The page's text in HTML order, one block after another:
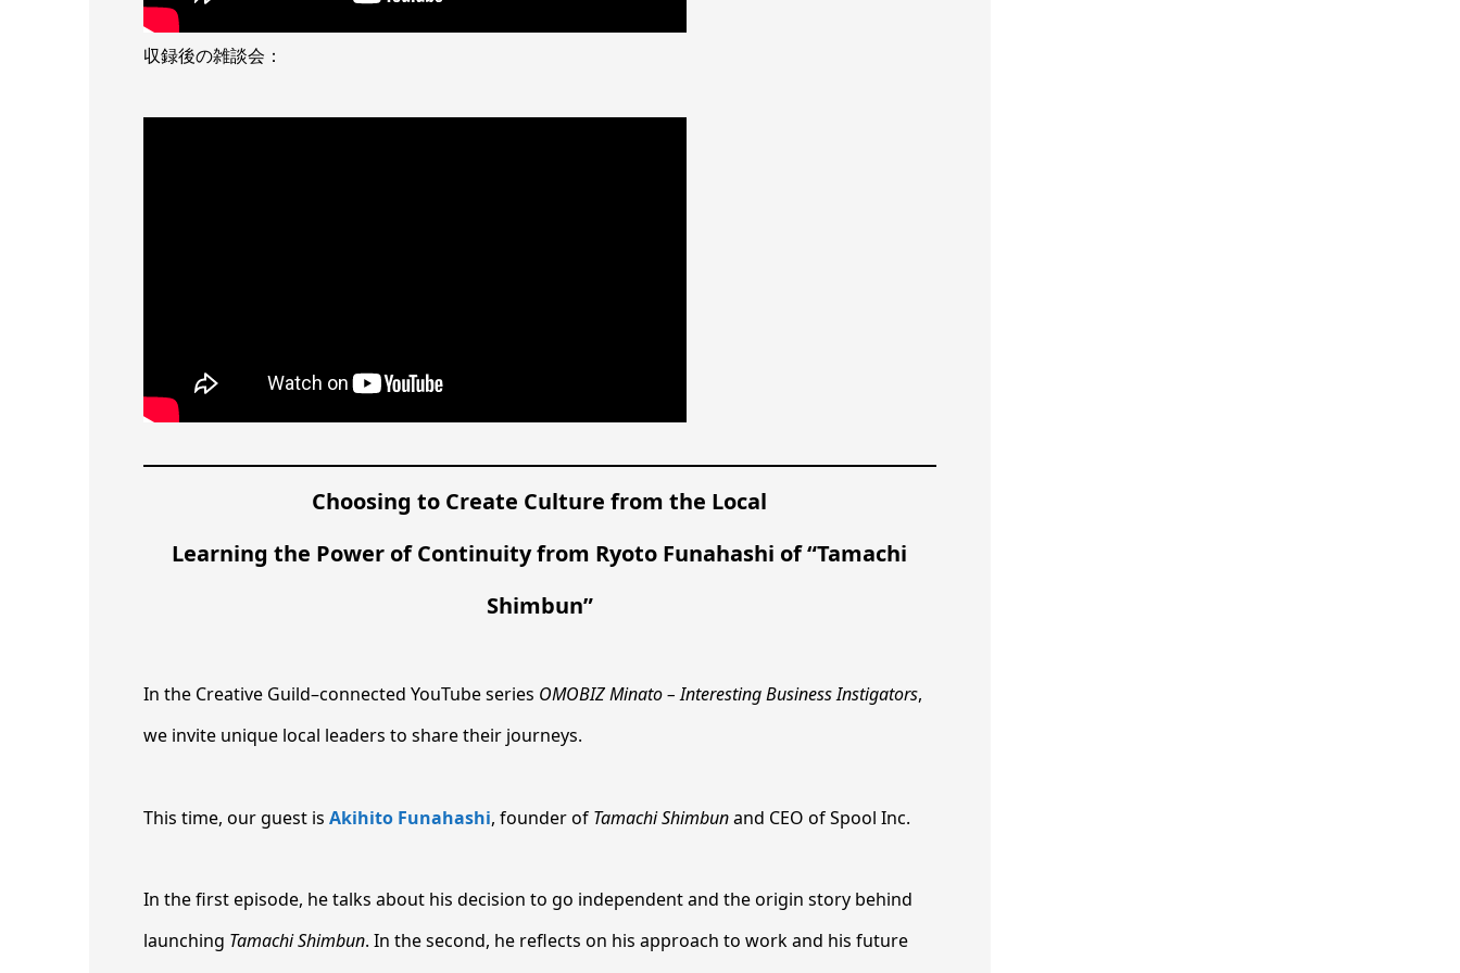
収録後の雑談会：
Choosing to Create Culture from the Local
Learning the Power of Continuity from Ryoto Funahashi of “Tamachi
Shimbun”
In the Creative Guild–connected YouTube series OMOBIZ Minato – Interesting Business Instigators,
we invite unique local leaders to share their journeys.
This time, our guest is Akihito Funahashi, founder of Tamachi Shimbunand CEO of Spool Inc.
In the first episode, he talks about his decision to go independent and the origin story behind
launching Tamachi Shimbun. In the second, he reflects on his approach to work and his future